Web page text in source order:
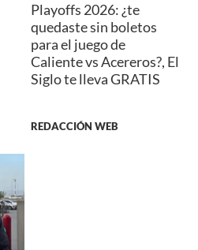
Playoffs 2026: ¿te
quedaste sin boletos
para el juego de
Caliente vs Acereros?, El
Siglo te lleva GRATIS
REDACCIÓN WEB